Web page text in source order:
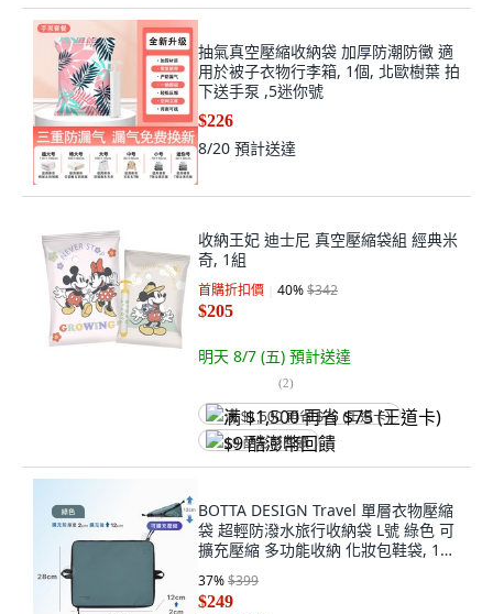
抽氣真空壓縮收納袋 加厚防潮防黴 適
用於被子衣物行李箱, 1個, 北歐樹葉 拍
下送手泵 ,5迷你號
$226
8/20 預計送達
收納王妃 迪士尼 真空壓縮袋組 經典米
奇, 1組
首購折扣價 40%$342
$205
明天 8/7 (五) 預計送達
(2)
满 $1,500 再省 $75 (王道卡)
$9 酷澎幣回饋
BOTTA DESIGN Travel 單層衣物壓縮
袋 超輕防潑水旅行收納袋 L號 綠色 可
擴充壓縮 多功能收納 化妝包鞋袋, 1個,
【現貨】綠色L號收納袋, 1個裝
37%$399
$249